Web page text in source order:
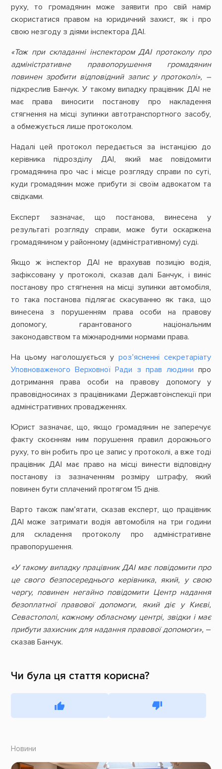
руху, то громадянин може заявити про свій намір
скористатися правом на юридичний захист, як і про
свою незгоду з діями інспектора ДАІ.
«Тож при складанні інспектором ДАІ протоколу про
адміністративне правопорушення громадянин
повинен зробити відповідний запис у протоколі», –
підкреслив Банчук. У такому випадку працівник ДАІ не
має права виносити постанову про накладення
стягнення на місці зупинки автотранспортного засобу,
а обмежується лише протоколом.
Надалі цей протокол передається за інстанцією до
керівника підрозділу ДАІ, який має повідомити
громадянина про час і місце розгляду справи по суті,
куди громадянин може прибути зі своїм адвокатом та
свідками.
Експерт зазначає, що постанова, винесена у
результаті розгляду справи, може бути оскаржена
громадянином у районному (адміністративному) суді.
Якщо ж інспектор ДАІ не врахував позицію водія,
зафіксовану у протоколі, сказав далі Банчук, і виніс
постанову про стягнення на місці зупинки автомобіля,
то така постанова підлягає скасуванню як така, що
винесена з порушенням права особи на правову
допомогу, гарантованого національним
законодавством та міжнародними нормами права.
На цьому наголошується у роз’ясненні секретаріату
Уповноваженого Верховної Ради з прав людини про
дотримання права особи на правову допомогу у
правовідносинах з працівниками Державтоінспекції при
адміністративних провадженнях.
Юрист зазначає, що, якщо громадянин не заперечує
факту скоєнням ним порушення правил дорожнього
руху, то він робить про це запис у протоколі, а вже тоді
працівник ДАІ має право на місці винести відповідну
постанову із зазначенням розміру штрафу, який
повинен бути сплачений протягом 15 днів.
Варто також пам’ятати, сказав експерт, що працівник
ДАІ може затримати водія автомобіля на три години
для складення протоколу про адміністративне
правопорушення.
«У такому випадку працівник ДАІ має повідомити про
це свого безпосереднього керівника, який, у свою
чергу, повинен негайно повідомити Центр надання
безоплатної правової допомоги, який діє у Києві,
Севастополі, кожному обласному центрі, звідки і має
прибути захисник для надання правової допомоги», –
сказав Банчук.
Чи була ця стаття корисна?
Новини